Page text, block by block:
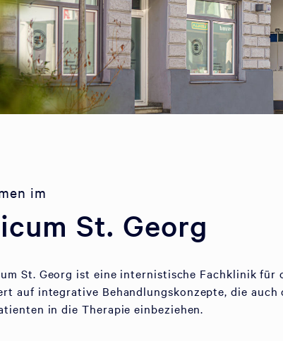
im
St. Georg
St. Georg ist eine internistische Fachklinik
auf integrative Behandlungskonzepte, die
in die Therapie einbeziehen.